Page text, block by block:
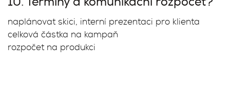
naplánovat skici, interní prezentaci pro klienta
celková částka na kampaň
rozpočet na produkci